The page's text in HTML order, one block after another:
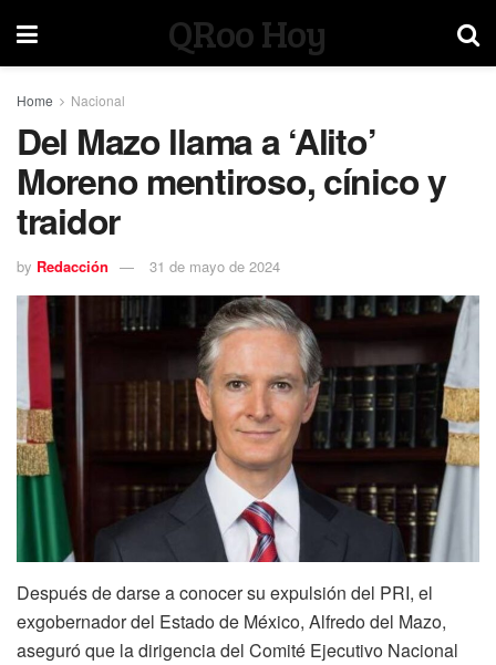
QRoo Hoy
Home Nacional
Del Mazo llama a ‘Alito’
Moreno mentiroso, cínico y
traidor
by Redacción 31 de mayo de 2024
Después de darse a conocer su expulsión del PRI, el
exgobernador del Estado de México, Alfredo del Mazo,
aseguró que la dirigencia del Comité Ejecutivo Nacional